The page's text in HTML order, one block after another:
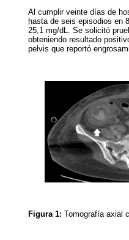
Al cumplir veinte días de
hasta de seis episodios en
25,1 mg/dL. Se solicitó
obteniendo resultado
pelvis que reportó
Figura 1: Tomografía axial